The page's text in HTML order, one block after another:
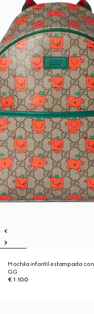
Mochila infantil estampada con
GG
€ 1.100